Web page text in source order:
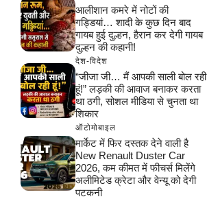
आलीशान कमरे में नोटों की
गड्डियां… शादी के कुछ दिन बाद
गायब हुई दुल्हन, हैरान कर देगी गायब
दुल्हन की कहानी!
देश-विदेश
“जीजा जी… मैं आपकी साली बोल रही
हूं!” लड़की की आवाज बनाकर करता
था ठगी, सोशल मीडिया से चुनता था
शिकार
ऑटोमोबाइल
मार्केट में फिर दस्तक देने वाली है
New Renault Duster Car
2026, कम कीमत में फीचर्स मिलेंगे
अलीमिटेड क्रेटा और वेन्यू को देगी
पटकनी